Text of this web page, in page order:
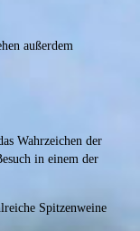
außerdem
Wahrzeichen der
in einem der
Spitzenweine